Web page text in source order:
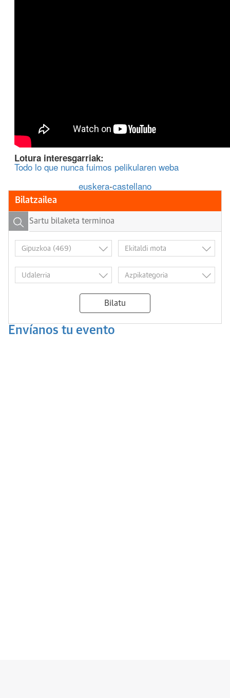
Lotura interesgarriak:
Todo lo que nunca fuimos pelikularen weba
euskera-castellano
Bilatzailea
Bilatu
Envíanos tu evento